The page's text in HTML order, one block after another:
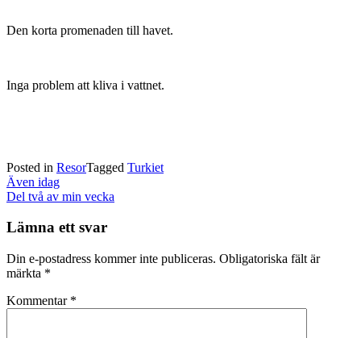
Den korta promenaden till havet.
Inga problem att kliva i vattnet.
Posted in ResorTagged Turkiet
Post
navigation
Även idag
Del två av min vecka
Lämna ett svar
Din e-postadress kommer inte publiceras. Obligatoriska fält är
märkta *
Kommentar *